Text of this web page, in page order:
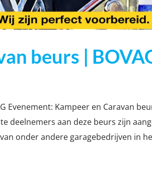
beurs |
Evenement: Kampeer en Caravan
deelnemers aan deze beurs zijn
onder andere garagebedrijven in